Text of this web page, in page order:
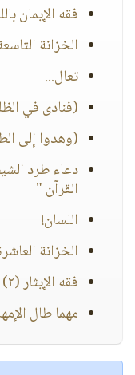
فقه الإيمان
الخزانة
تعال...
(فنادى في
(وهدوا إلى
دعاء طرد
القرآن "
اللسان!
الخزانة
فقه الإيثار (٢)
مهما طال